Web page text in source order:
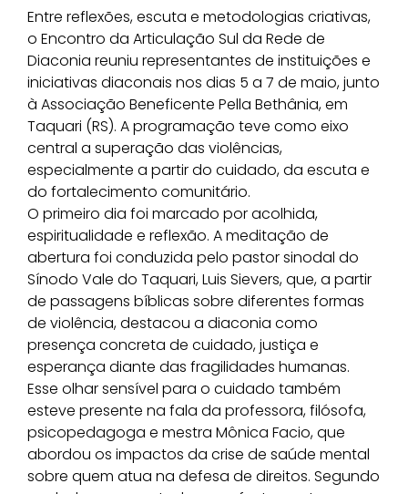
Entre reflexões, escuta e metodologias criativas,
o Encontro da Articulação Sul da Rede de
Diaconia reuniu representantes de instituições e
iniciativas diaconais nos dias 5 a 7 de maio, junto
à Associação Beneficente Pella Bethânia, em
Taquari (RS). A programação teve como eixo
central a superação das violências,
especialmente a partir do cuidado, da escuta e
do fortalecimento comunitário.
O primeiro dia foi marcado por acolhida,
espiritualidade e reflexão. A meditação de
abertura foi conduzida pelo pastor sinodal do
Sínodo Vale do Taquari, Luis Sievers, que, a partir
de passagens bíblicas sobre diferentes formas
de violência, destacou a diaconia como
presença concreta de cuidado, justiça e
esperança diante das fragilidades humanas.
Esse olhar sensível para o cuidado também
esteve presente na fala da professora, filósofa,
psicopedagoga e mestra Mônica Facio, que
abordou os impactos da crise de saúde mental
sobre quem atua na defesa de direitos. Segundo